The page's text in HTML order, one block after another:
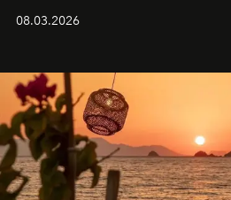
08.03.2026